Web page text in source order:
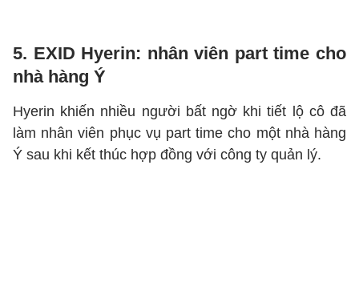
5. EXID Hyerin: nhân viên part time cho
nhà hàng Ý
Hyerin khiến nhiều người bất ngờ khi tiết lộ cô đã
làm nhân viên phục vụ part time cho một nhà hàng
Ý sau khi kết thúc hợp đồng với công ty quản lý.